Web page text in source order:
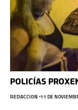
POLICÍAS
REDACCION 11 DE